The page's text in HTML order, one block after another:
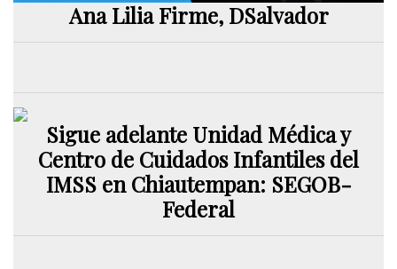
Ana Lilia Firme, DSalvador
Sigue adelante Unidad Médica y
Centro de Cuidados Infantiles del
IMSS en Chiautempan: SEGOB-
Federal